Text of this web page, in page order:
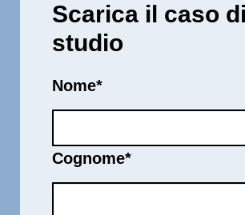
Scarica il caso di
studio
Nome*
Cognome*